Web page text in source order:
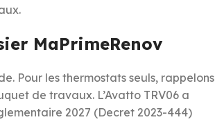
MaPrimeRenov
Pour les thermostats seuls, rappelons
de travaux. L’Avatto TRV06 a
2027 (Decret 2023-444)